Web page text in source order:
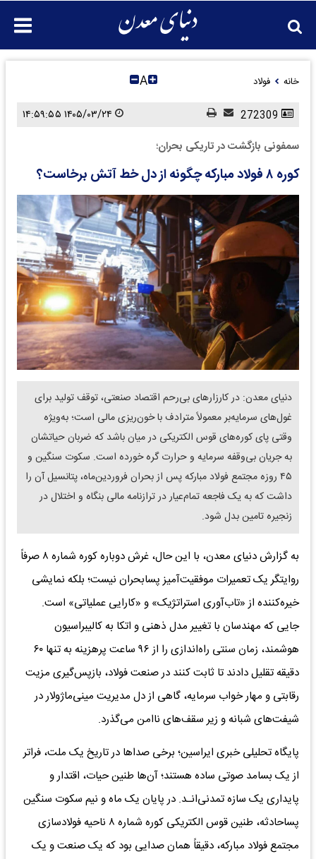
خانه فولاد A
سمفونی بازگشت در تاریکی بحران؛
کوره ۸ فولاد مبارکه چگونه از دل خط آتش برخاست؟
دنیای معدن: در کارزارهای بی‌رحم اقتصاد صنعتی، توقف تولید برای
غول‌های سرمایه‌بر معمولاً مترادف با خون‌ریزی مالی است؛ به‌ویژه
وقتی پای کوره‌های قوس الکتریکی در میان باشد که ضربان حیاتشان
به جریان بی‌وقفه سرمایه و حرارت گره خورده است. سکوت سنگین و
۴۵ روزه مجتمع فولاد مبارکه پس از بحران فروردین‌ماه، پتانسیل آن را
داشت که به یک فاجعه تمام‌عیار در ترازنامه مالی بنگاه و اختلال در
زنجیره تامین بدل شود.
به گزارش دنیای معدن، با این حال، غرش دوباره کوره شماره ۸ صرفاً
روایتگر یک تعمیرات موفقیت‌آمیز پسابحران نیست؛ بلکه نمایشی
خیره‌کننده از «تاب‌آوری استراتژیک» و «کارایی عملیاتی» است.
جایی که مهندسان با تغییر مدل ذهنی و اتکا به کالیبراسیون
هوشمند، زمان سنتی راه‌اندازی را از ۹۶ ساعت پرهزینه به تنها ۶۰
دقیقه تقلیل دادند تا ثابت کنند در صنعت فولاد، بازپس‌گیری مزیت
رقابتی و مهار خواب سرمایه، گاهی از دل مدیریت مینی‌ماژولار در
شیفت‌های شبانه و زیر سقف‌های ناامن می‌گذرد.
پایگاه تحلیلی خبری ایراسین؛ برخی صداها در تاریخ یک ملت، فراتر
از یک بسامد صوتی ساده هستند؛ آن‌ها طنین حیات، اقتدار و
پایداری یک سازه تمدنی‌انـد. در پایان یک ماه و نیم سکوت سنگین
پساحادثه، طنین قوس الکتریکی کوره شماره ۸ ناحیه فولادسازی
مجتمع فولاد مبارکه، دقیقاً همان صدایی بود که یک صنعت و یک